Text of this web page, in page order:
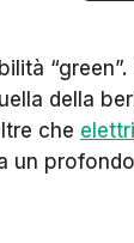
della
che
un profondo